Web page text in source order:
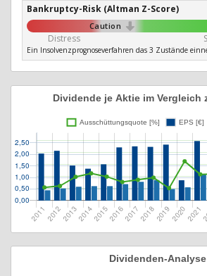
Bankruptcy-Risk (Altman Z-Score)
Caution
Distress
Ein Insolvenzprognoseverfahren das 3 Zustände